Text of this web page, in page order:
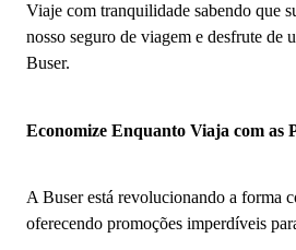
Viaje com tranquilidade sabendo que
nosso seguro de viagem e desfrute de
Buser.
Economize Enquanto Viaja com as
A Buser está revolucionando a forma
oferecendo promoções imperdíveis